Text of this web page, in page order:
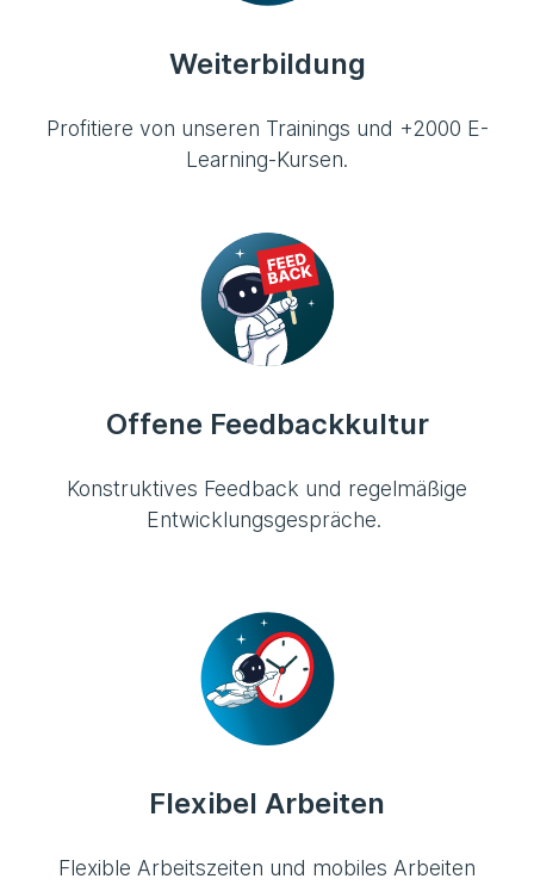
Weiterbildung
Profitiere von unseren Trainings und +2000 E-
Learning-Kursen.
Offene Feedbackkultur
Konstruktives Feedback und regelmäßige
Entwicklungsgespräche.
Flexibel Arbeiten
Flexible Arbeitszeiten und mobiles Arbeiten